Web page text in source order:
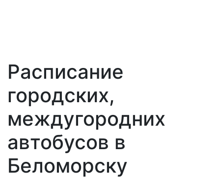
Расписание
городских,
междугородних
автобусов в
Беломорску